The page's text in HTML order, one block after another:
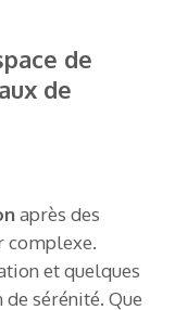
de
de
après des
complexe.
et quelques
de sérénité. Que